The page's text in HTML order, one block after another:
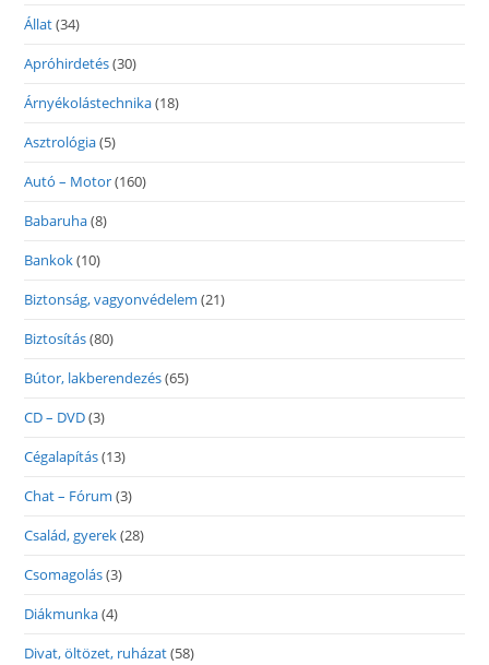
Állat(34)
Apróhirdetés(30)
Árnyékolástechnika(18)
Asztrológia(5)
Autó – Motor(160)
Babaruha(8)
Bankok(10)
Biztonság, vagyonvédelem (21)
Biztosítás(80)
Bútor, lakberendezés(65)
CD – DVD(3)
Cégalapítás(13)
Chat – Fórum (3)
Család, gyerek(28)
Csomagolás(3)
Diákmunka(4)
Divat, öltözet, ruházat(58)